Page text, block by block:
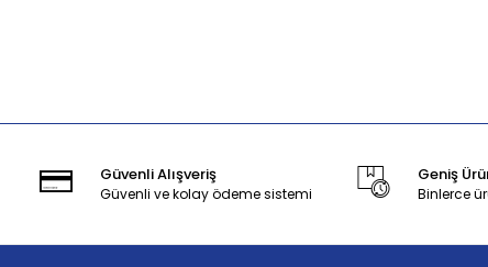
Güvenli Alışveriş
Güvenli ve kolay ödeme sistemi
Geniş
Binlerce